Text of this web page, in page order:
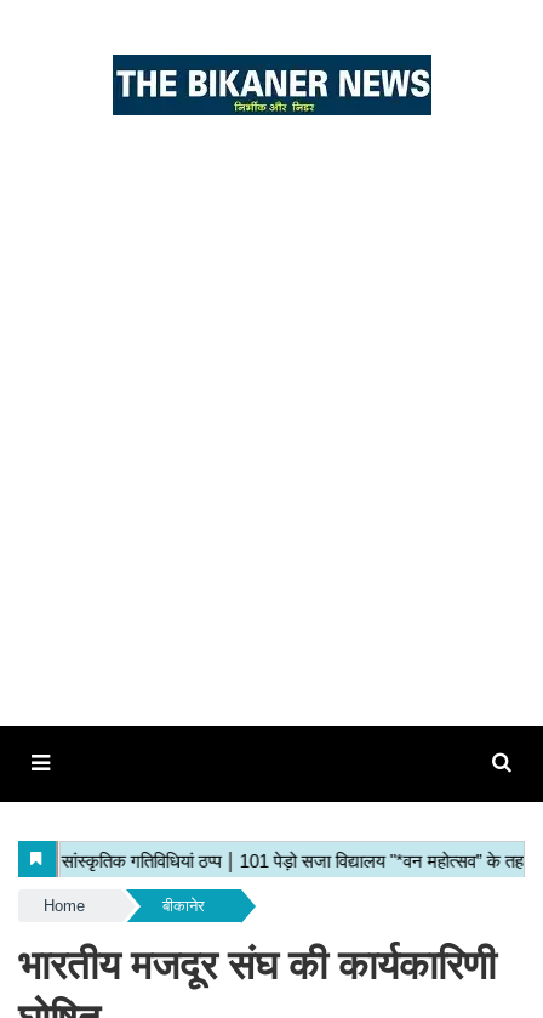
Home बीकानेर
भारतीय मजदूर संघ की कार्यकारिणी